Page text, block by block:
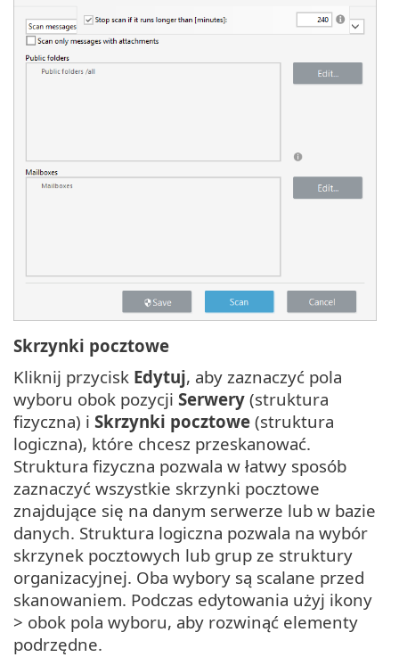
Skrzynki pocztowe
Kliknij przycisk Edytuj, aby zaznaczyć pola
wyboru obok pozycji Serwery (struktura
fizyczna) i Skrzynki pocztowe (struktura
logiczna), które chcesz przeskanować.
Struktura fizyczna pozwala w łatwy sposób
zaznaczyć wszystkie skrzynki pocztowe
znajdujące się na danym serwerze lub w bazie
danych. Struktura logiczna pozwala na wybór
skrzynek pocztowych lub grup ze struktury
organizacyjnej. Oba wybory są scalane przed
skanowaniem. Podczas edytowania użyj ikony
> obok pola wyboru, aby rozwinąć elementy
podrzędne.